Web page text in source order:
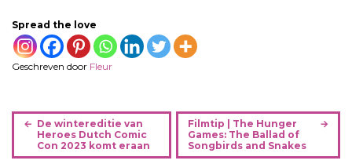
Spread the love
Geschreven door Fleur
B
r
De wintereditie van
Heroes Dutch Comic
Con 2023 komt eraan
Filmtip | The Hunger
Games: The Ballad of
Songbirds and Snakes